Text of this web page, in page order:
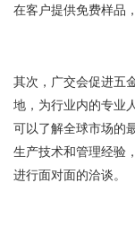
在客户提供免费样品
其次，广交会促进五
地，为行业内的专业
可以了解全球市场的
生产技术和管理经验
进行面对面的洽谈。